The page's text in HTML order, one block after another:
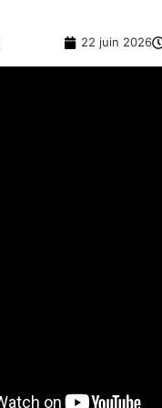
22 juin 2026